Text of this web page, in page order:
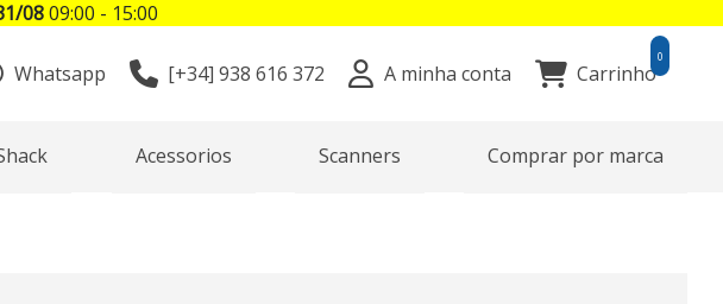
Whatsapp [+34] 938 616 372 A minha conta Carrinho
0
Acessorios Scanners Comprar por marca
0809:00 - 15:00